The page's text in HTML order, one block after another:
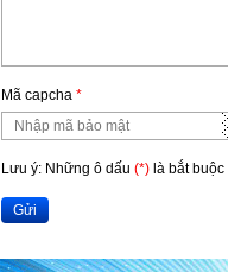
Mã capcha *
Lưu ý: Những ô dấu (*) là bắt buộc
Gửi